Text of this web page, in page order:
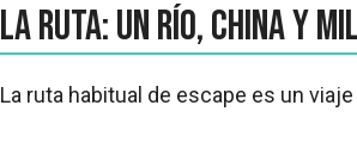
La ruta: un río, China y
La ruta habitual de escape es un